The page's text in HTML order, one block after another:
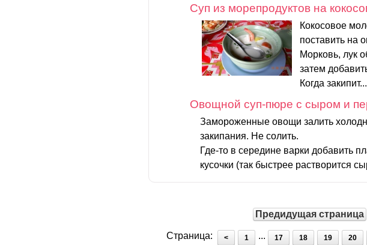
Суп из морепродуктов на
Кокосовое
поставить на
Морковь, лук
затем
Когда закипит...
Овощной суп-пюре с сыром и
Замороженные овощи залить
закипания. Не солить.
Где-то в середине варки добавить
кусочки (так быстрее растворится
Предидущая страница
Страница: < 1 ... 17 18 19 20